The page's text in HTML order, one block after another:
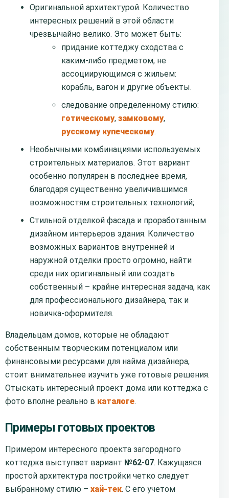
Оригинальной архитектурой. Количество
интересных решений в этой области
чрезвычайно велико. Это может быть:
придание коттеджу сходства с
каким-либо предметом, не
ассоциирующимся с жильем:
корабль, вагон и другие объекты.
следование определенному стилю:
готическому, замковому,
русскому купеческому.
Необычными комбинациями используемых
строительных материалов. Этот вариант
особенно популярен в последнее время,
благодаря существенно увеличившимся
возможностям строительных технологий;
Стильной отделкой фасада и проработанным
дизайном интерьеров здания. Количество
возможных вариантов внутренней и
наружной отделки просто огромно, найти
среди них оригинальный или создать
собственный – крайне интересная задача, как
для профессионального дизайнера, так и
новичка-оформителя.
Владельцам домов, которые не обладают
собственным творческим потенциалом или
финансовыми ресурсами для найма дизайнера,
стоит внимательнее изучить уже готовые решения.
Отыскать интересный проект дома или коттеджа с
фото вполне реально в каталоге.
Примеры готовых проектов
Примером интересного проекта загородного
коттеджа выступает вариант №62-07. Кажущаяся
простой архитектура постройки четко следует
выбранному стилю – хай-тек. С его учетом